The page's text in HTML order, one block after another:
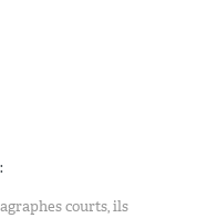
courts, ils